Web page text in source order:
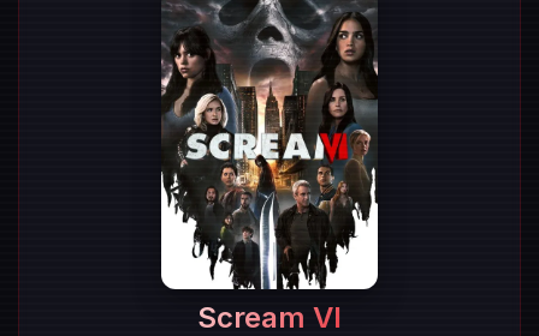
Scream VI